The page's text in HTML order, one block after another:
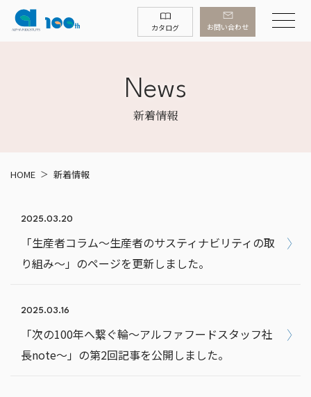
カタログ お問い合わせ
News
新着情報
HOME 新着情報
2025.03.20
「生産者コラム～生産者のサスティナビリティの取
り組み～」のページを更新しました。
2025.03.16
「次の100年へ繋ぐ輪～アルファフードスタッフ社
長note～」の第2回記事を公開しました。